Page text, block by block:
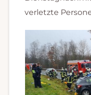
verletzte